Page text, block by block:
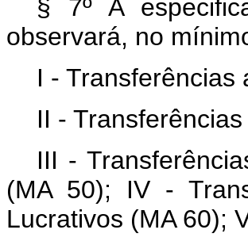
§ 7º A
observará, no
I - Transferências
II -
III -
(MA 50); IV -
Lucrativos (MA 60);